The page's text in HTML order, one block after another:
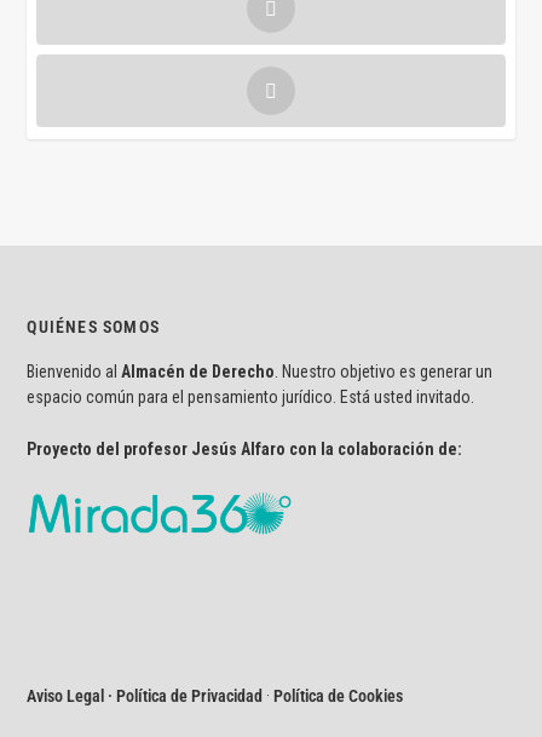
QUIÉNES SOMOS
Bienvenido al Almacén de Derecho . Nuestro objetivo es generar un
espacio común para el pensamiento jurídico. Está usted invitado.
Proyecto del profesor Jesús Alfaro con la colaboración de:
Aviso Legal · Política de Privacidad ·Política de Cookies